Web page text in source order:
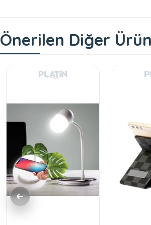
Önerilen Diğer